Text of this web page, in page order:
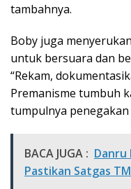
tambahnya.
Boby juga
untuk bersuara dan
“Rekam,
Premanisme tumbuh
tumpulnya penegakan
BACA JUGA : Danru
Pastikan Satgas